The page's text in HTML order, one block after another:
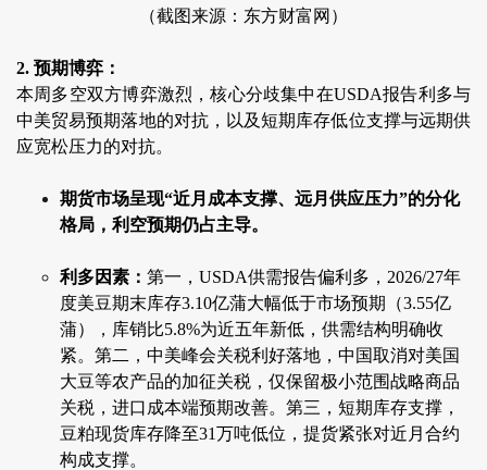
（截图来源：东方财富网）
2. 预期博弈：
本周多空双方博弈激烈，核心分歧集中在USDA报告利多与
中美贸易预期落地的对抗，以及短期库存低位支撑与远期供
应宽松压力的对抗。
期货市场呈现“近月成本支撑、远月供应压力”的分化
格局，利空预期仍占主导。
利多因素： 第一，USDA供需报告偏利多，2026/27年
度美豆期末库存3.10亿蒲大幅低于市场预期（3.55亿
蒲），库销比5.8%为近五年新低，供需结构明确收
紧。第二，中美峰会关税利好落地，中国取消对美国
大豆等农产品的加征关税，仅保留极小范围战略商品
关税，进口成本端预期改善。第三，短期库存支撑，
豆粕现货库存降至31万吨低位，提货紧张对近月合约
构成支撑。